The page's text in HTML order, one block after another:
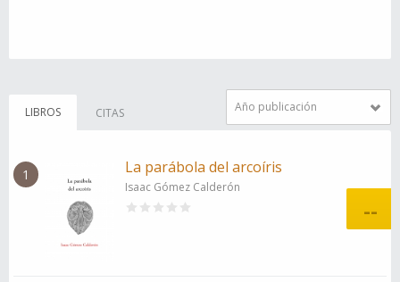
LIBROS CITAS Año publicación
1 La parábola del arcoíris
Isaac Gómez Calderón
--